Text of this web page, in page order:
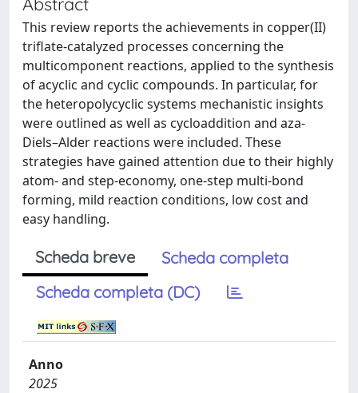
This review reports the achievements in copper(II)
triflate-catalyzed processes concerning the
multicomponent reactions, applied to the synthesis
of acyclic and cyclic compounds. In particular, for
the heteropolycyclic systems mechanistic insights
were outlined as well as cycloaddition and aza-
Diels–Alder reactions were included. These
strategies have gained attention due to their highly
atom- and step-economy, one-step multi-bond
forming, mild reaction conditions, low cost and
easy handling.
Scheda breve
Scheda completa
Scheda completa (DC)
Anno
2025